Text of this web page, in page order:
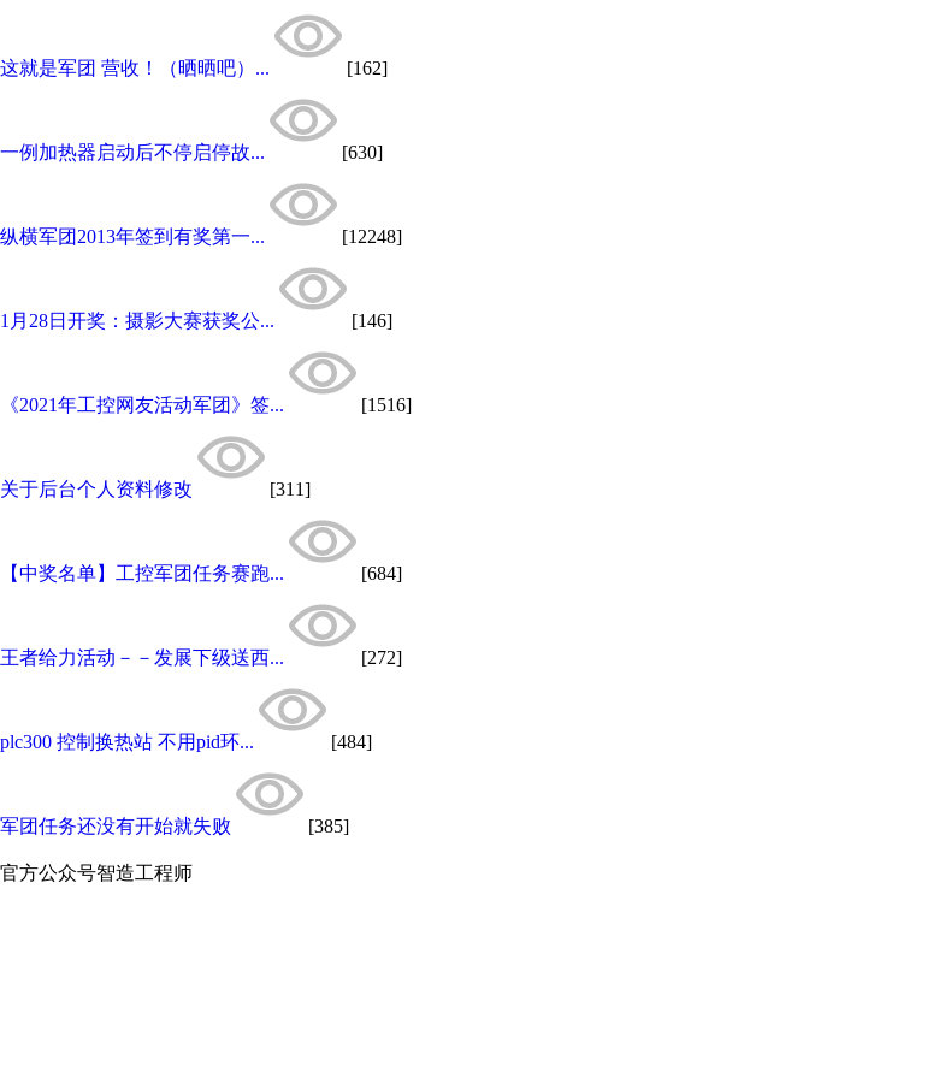
这就是军团 营收！（晒晒吧）... [162]
一例加热器启动后不停启停故... [630]
纵横军团2013年签到有奖第一... [12248]
1月28日开奖：摄影大赛获奖公... [146]
《2021年工控网友活动军团》签... [1516]
关于后台个人资料修改 [311]
【中奖名单】工控军团任务赛跑... [684]
王者给力活动－－发展下级送西... [272]
plc300 控制换热站 不用pid环... [484]
军团任务还没有开始就失败 [385]
官方公众号智造工程师